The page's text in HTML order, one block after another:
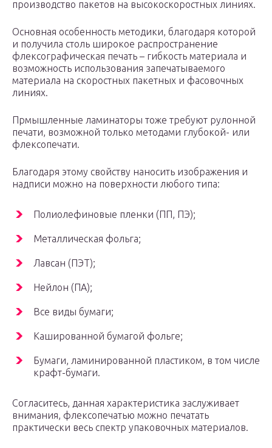
производство пакетов на высокоскоростных линиях.
Основная особенность методики, благодаря которой
и получила столь широкое распространение
флексографическая печать – гибкость материала и
возможность использования запечатываемого
материала на скоростных пакетных и фасовочных
линиях.
Прмышленные ламинаторы тоже требуют рулонной
печати, возможной только методами глубокой- или
флексопечати.
Благодаря этому свойству наносить изображения и
надписи можно на поверхности любого типа:
Полиолефиновые пленки (ПП, ПЭ);
Металлическая фольга;
Лавсан (ПЭТ);
Нейлон (ПА);
Все виды бумаги;
Кашированной бумагой фольге;
Бумаги, ламинированной пластиком, в том числе
крафт-бумаги.
Согласитесь, данная характеристика заслуживает
внимания, флексопечатью можно печатать
практически весь спектр упаковочных материалов.